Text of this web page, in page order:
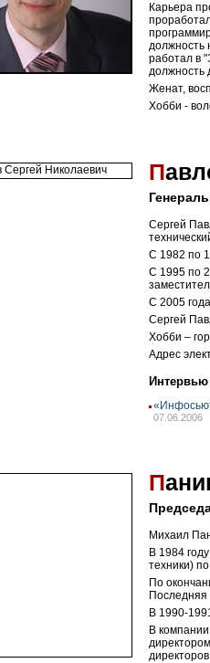
Карьера
должность
работал в
должность
Женат,
Хобби -
П
Сергей
С 1982 по
С 1995 по
С 2005
Сергей
Хобби –
Адрес
Интервью
07.06.2006
П
Михаил
В 1984
техники)
По
В 1990-
В